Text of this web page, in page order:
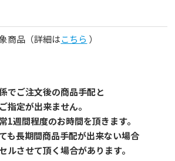
商品（詳細はこちら ）
でご注文後の商品手配と
定が出来ません。
1週間程度のお時間を頂きます。
も長期間商品手配が出来ない場合
ルさせて頂く場合があります。